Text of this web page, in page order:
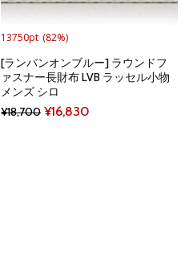
13750pt (82%)
[ランバンオンブルー] ラウンドフ
ァスナー長財布 LVB ラッセル小物
メンズ シロ
¥18,700 Original
¥16,830